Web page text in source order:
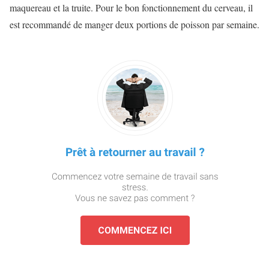
maquereau et la truite. Pour le bon fonctionnement du cerveau, il
est recommandé de manger deux portions de poisson par semaine.